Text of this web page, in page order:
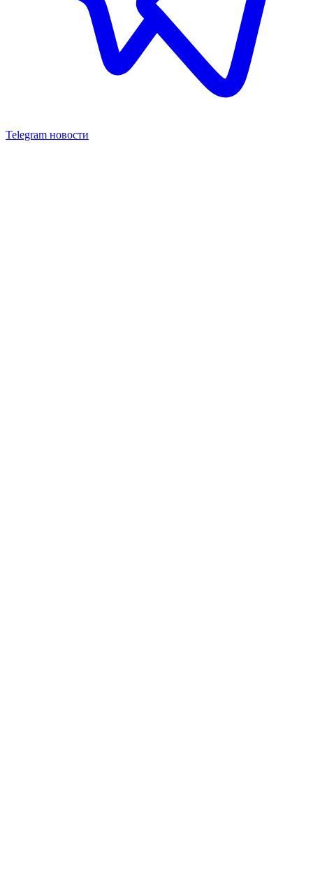
Telegram новости